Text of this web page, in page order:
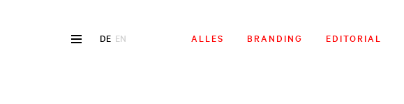
DE EN ALLES BRANDING EDITORIAL